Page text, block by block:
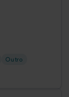
Outro